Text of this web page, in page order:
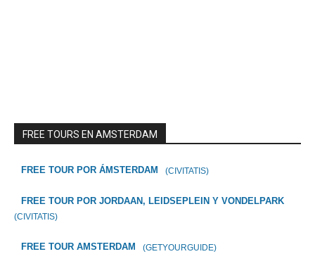
FREE TOURS EN AMSTERDAM
FREE TOUR POR ÁMSTERDAM (CIVITATIS)
FREE TOUR POR JORDAAN, LEIDSEPLEIN Y VONDELPARK
(CIVITATIS)
FREE TOUR AMSTERDAM (GETYOURGUIDE)